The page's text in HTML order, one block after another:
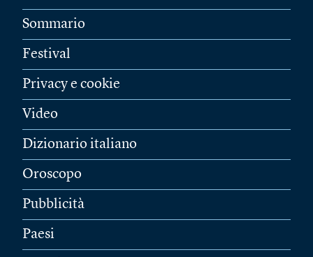
Sommario
Festival
Privacy e cookie
Video
Dizionario italiano
Oroscopo
Pubblicità
Paesi